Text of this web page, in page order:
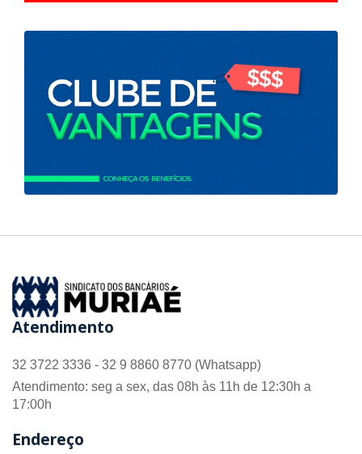
Atendimento
32 3722 3336 - 32 9 8860 8770 (Whatsapp)
Atendimento: seg a sex, das 08h às 11h de 12:30h a
17:00h
Endereço